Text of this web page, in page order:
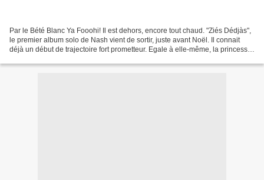
Par le Bété Blanc Ya Fooohi! Il est dehors, encore tout chaud. "Ziés Dédjàs",
le premier album solo de Nash vient de sortir, juste avant Noël. Il connait
déjà un début de trajectoire fort prometteur. Egale à elle-même, la princesse